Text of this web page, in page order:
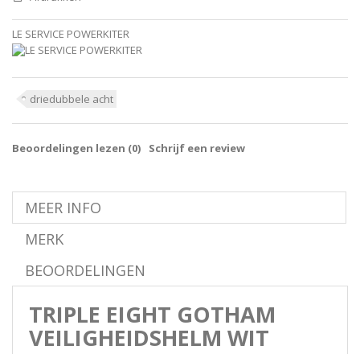
LE SERVICE POWERKITER
driedubbele acht
Beoordelingen lezen (0) Schrijf een review
MEER INFO
MERK
BEOORDELINGEN
TRIPLE EIGHT GOTHAM
VEILIGHEIDSHELM WIT